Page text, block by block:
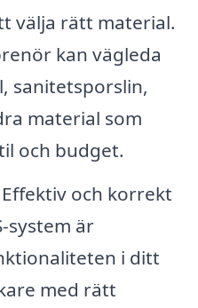
välja rätt material.
kan vägleda
sanitetsporslin,
material som
och budget.
Effektiv och korrekt
system är
i ditt
med rätt